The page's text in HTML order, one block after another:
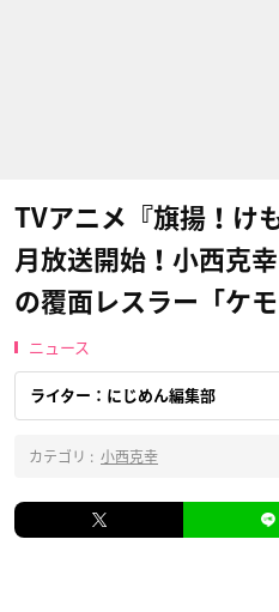
TVアニメ『旗揚！け
月放送開始！小西克
の覆面レスラー「ケ
ニュース
ライター：にじめん編集部
カテゴリ : 小西克幸